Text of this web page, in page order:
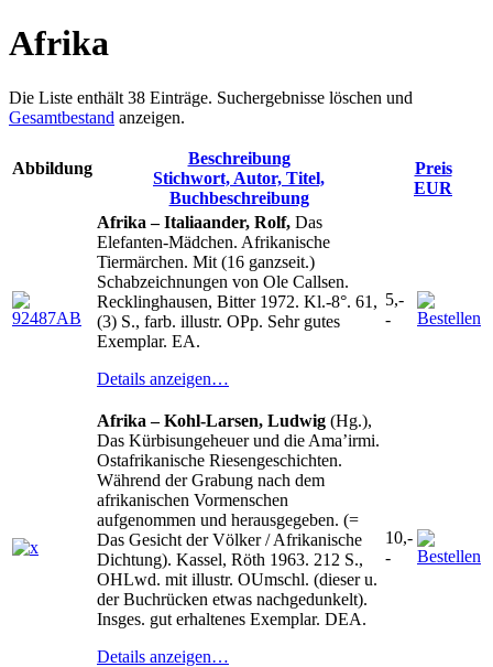
Afrika
Die Liste enthält 38 Einträge. Suchergebnisse löschen und
Gesamtbestand anzeigen.
Abbildung
Beschreibung
Stichwort, Autor, Titel,
Buchbeschreibung
Preis
EUR
Afrika – Italiaander, Rolf, Das
Elefanten-Mädchen. Afrikanische
Tiermärchen. Mit (16 ganzseit.)
Schabzeichnungen von Ole Callsen.
Recklinghausen, Bitter 1972. Kl.-8°. 61,
(3) S., farb. illustr. OPp. Sehr gutes
Exemplar. EA.
Details anzeigen…
5,-
-
Afrika – Kohl-Larsen, Ludwig (Hg.),
Das Kürbisungeheuer und die Ama’irmi.
Ostafrikanische Riesengeschichten.
Während der Grabung nach dem
afrikanischen Vormenschen
aufgenommen und herausgegeben. (=
Das Gesicht der Völker / Afrikanische
Dichtung). Kassel, Röth 1963. 212 S.,
OHLwd. mit illustr. OUmschl. (dieser u.
der Buchrücken etwas nachgedunkelt).
Insges. gut erhaltenes Exemplar. DEA.
Details anzeigen…
10,-
-